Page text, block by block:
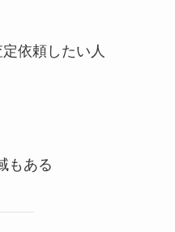
依頼したい人
もある